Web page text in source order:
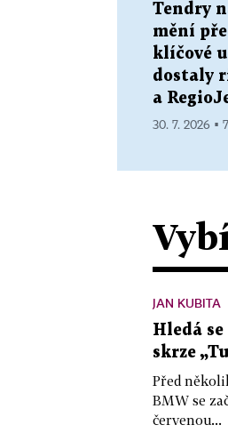
Tendry
mění
klíčové
dostaly
a
30. 7. 2026 ▪
JAN KUBITA
Hledá
skrze
Před
BMW se
červenou...